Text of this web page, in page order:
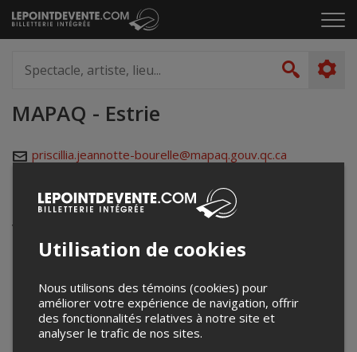
Passer
au
le
artiste,
lieu...
MAPAQ - Estrie
priscillia.jeannotte-bourelle@mapaq.gouv.qc.ca
Événements à venir
Votre recherche n'a retourné aucun résultat.
Utilisation de cookies
Nous utilisons des témoins (cookies) pour
améliorer votre expérience de navigation, offrir
des fonctionnalités relatives à notre site et
analyser le trafic de nos sites.